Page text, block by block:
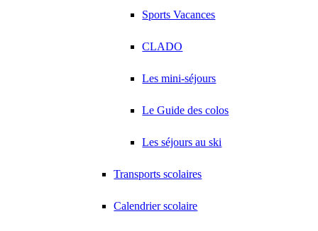
Sports Vacances
CLADO
Les mini-séjours
Le Guide des colos
Les séjours au ski
Transports scolaires
Calendrier scolaire